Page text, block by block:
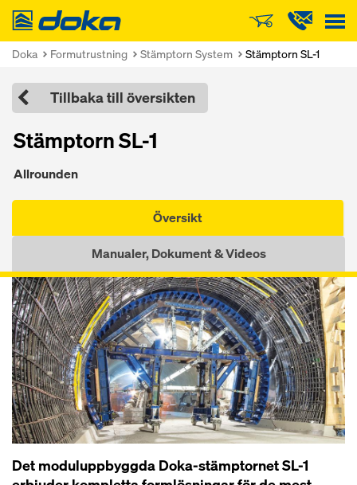
Doka
Doka Formutrustning Stämptorn System Stämptorn SL-1
Tillbaka till översikten
Stämptorn SL-1
Allrounden
Översikt
Manualer, Dokument & Videos
Det moduluppbyggda Doka-stämptornet SL-1